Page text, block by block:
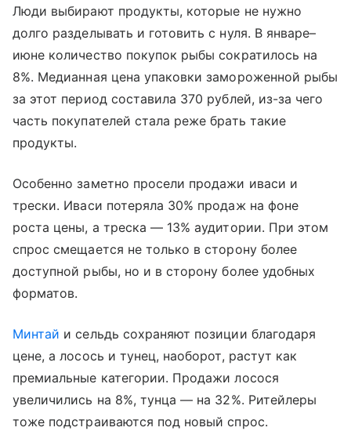
Люди выбирают продукты, которые не нужно
долго разделывать и готовить с нуля. В январе–
июне количество покупок рыбы сократилось на
8%. Медианная цена упаковки замороженной рыбы
за этот период составила 370 рублей, из-за чего
часть покупателей стала реже брать такие
продукты.
Особенно заметно просели продажи иваси и
трески. Иваси потеряла 30% продаж на фоне
роста цены, а треска — 13% аудитории. При этом
спрос смещается не только в сторону более
доступной рыбы, но и в сторону более удобных
форматов.
Минтай и сельдь сохраняют позиции благодаря
цене, а лосось и тунец, наоборот, растут как
премиальные категории. Продажи лосося
увеличились на 8%, тунца — на 32%. Ритейлеры
тоже подстраиваются под новый спрос.